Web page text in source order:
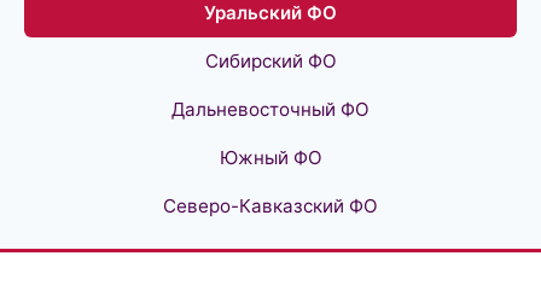
Уральский ФО
Сибирский ФО
Дальневосточный ФО
Южный ФО
Северо-Кавказский ФО